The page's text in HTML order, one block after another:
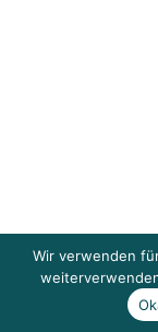
Wir verwenden